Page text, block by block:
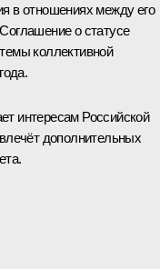
в отношениях между его
о статусе
коллективной
интересам Российской
дополнительных